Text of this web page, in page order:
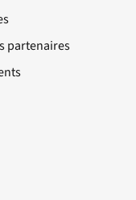
partenaires